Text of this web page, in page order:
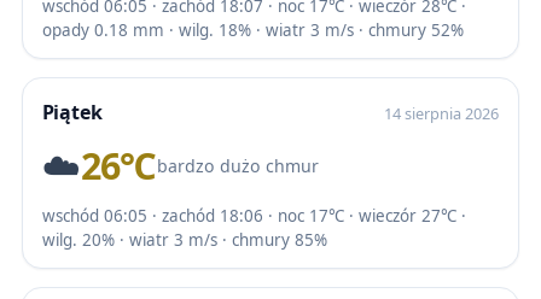
wschód 06:05 · zachód 18:07 · noc 17℃ · wieczór 28℃ ·
opady 0.18 mm · wilg. 18% · wiatr 3 m/s · chmury 52%
Piątek 14 sierpnia 2026
☁️26℃bardzo dużo chmur
wschód 06:05 · zachód 18:06 · noc 17℃ · wieczór 27℃ ·
wilg. 20% · wiatr 3 m/s · chmury 85%